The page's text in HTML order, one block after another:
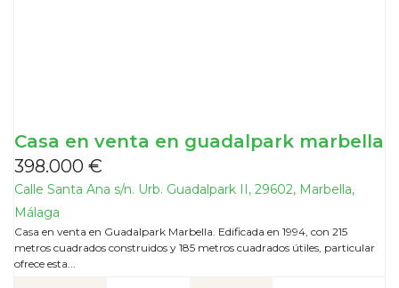
Casa en venta en guadalpark marbella
398.000 €
Calle Santa Ana s/n. Urb. Guadalpark II, 29602, Marbella,
Málaga
Casa en venta en Guadalpark Marbella. Edificada en 1994, con 215
metros cuadrados construidos y 185 metros cuadrados útiles, particular
ofrece esta...